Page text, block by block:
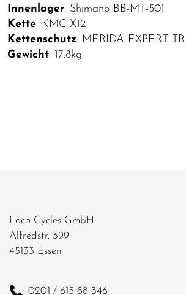
Innenlager: Shimano BB-MT-501
Kette: KMC X12
Kettenschutz: MERIDA EXPERT
Gewicht: 17.8kg
Loco Cycles GmbH
Alfredstr. 399
45133 Essen
0201 / 615 88 346